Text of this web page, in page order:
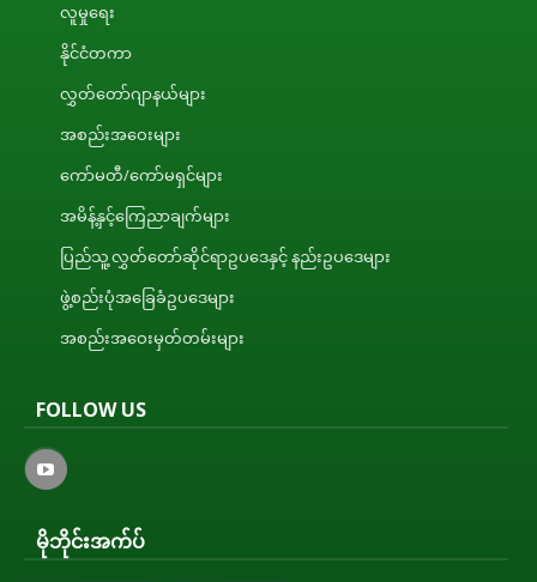
လူမှုရေး
နိုင်ငံတကာ
လွှတ်တော်ဂျာနယ်များ
အစည်းအဝေးများ
ကော်မတီ/ကော်မရှင်များ
အမိန့်နှင့်ကြေညာချက်များ
ပြည်သူ့လွှတ်တော်ဆိုင်ရာဥပဒေနှင့် နည်းဥပဒေများ
ဖွဲ့စည်းပုံအခြေခံဥပဒေများ
အစည်းအဝေးမှတ်တမ်းများ
FOLLOW US
မိုဘိုင်းအက်ပ်